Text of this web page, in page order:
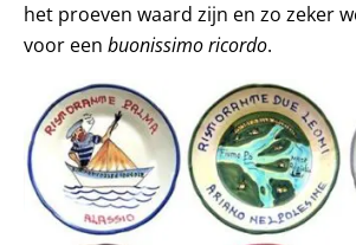
het proeven waard zijn en zo zeker
voor een buonissimoricordo.